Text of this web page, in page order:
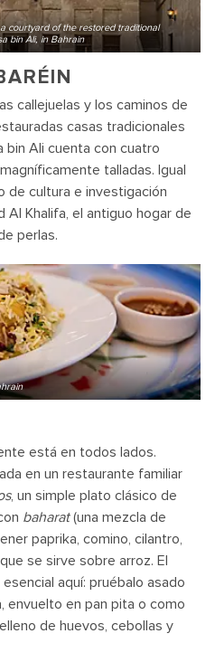
courtyard of the restored traditional
bin Ali, in Bahrain
callejuelas y los caminos de
casas tradicionales
bin Ali cuenta con cuatro
talladas. Igual
de cultura e investigación
Al Khalifa, el antiguo hogar de
perlas.
está en todos lados.
en un restaurante familiar
, un simple plato clásico de
baharat(una mezcla de
paprika, comino, cilantro,
se sirve sobre arroz. El
aquí: pruébalo asado
envuelto en pan pita o como
de huevos, cebollas y